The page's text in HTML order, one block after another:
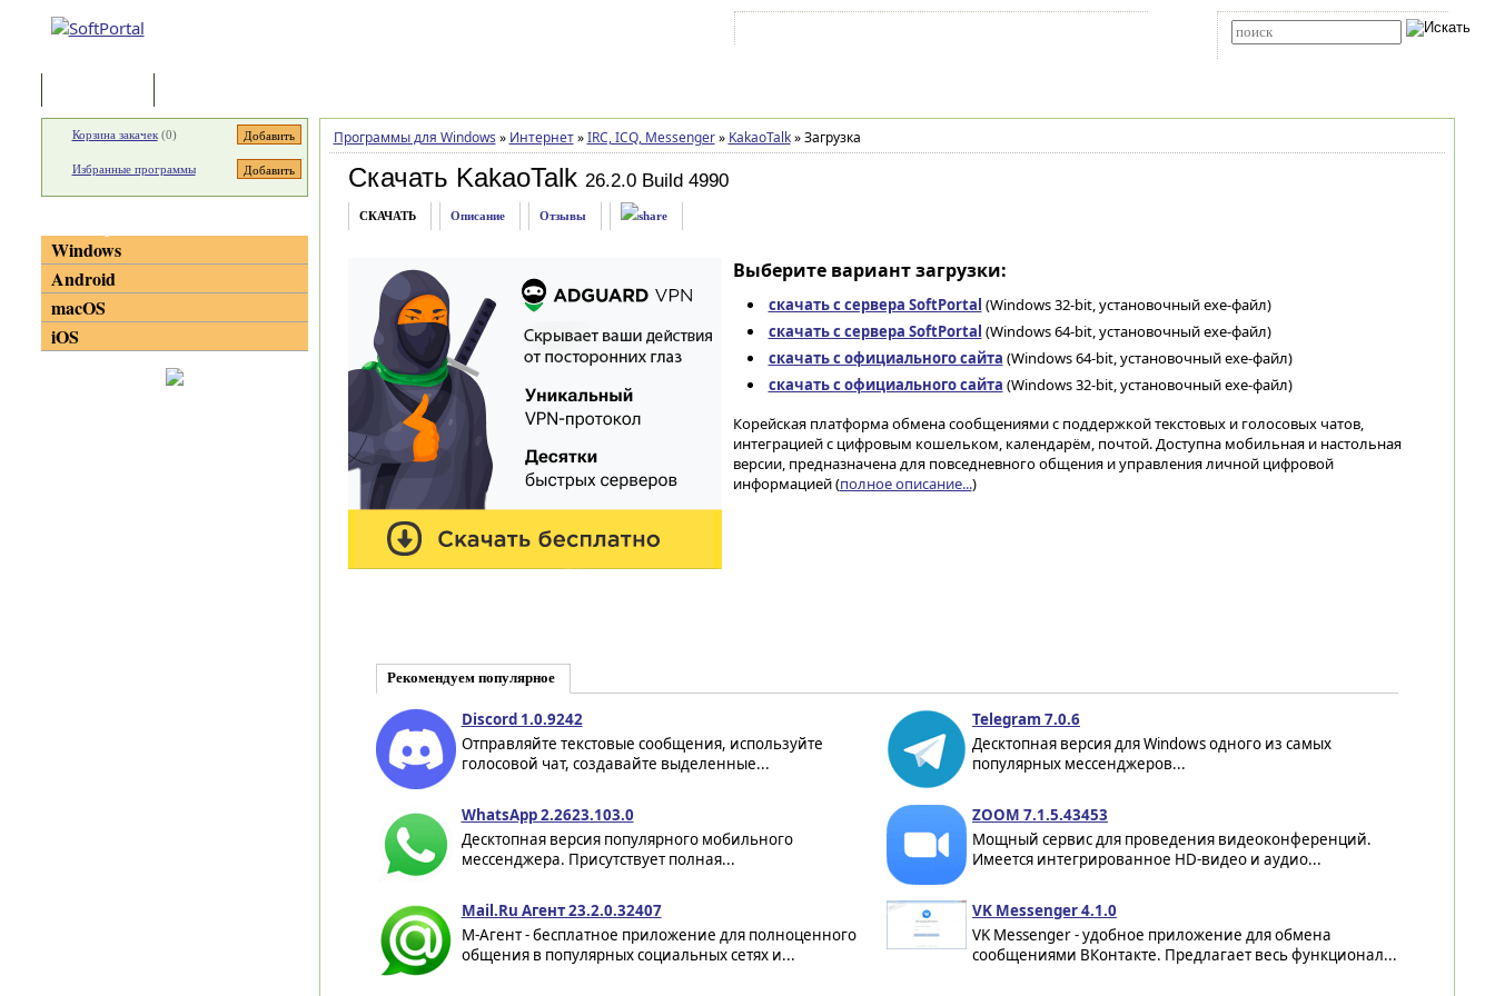
Программы для Windows » Интернет » IRC, ICQ, Messenger » KakaoTalk »Загрузка
Скачать KakaoTalk 26.2.0 Build 4990
СКАЧАТЬ Описание Отзывы
Выберите вариант загрузки:
скачать с сервера SoftPortal (Windows 32-bit, установочный exe-файл)
скачать с сервера SoftPortal (Windows 64-bit, установочный exe-файл)
скачать с официального сайта (Windows 64-bit, установочный exe-файл)
скачать с официального сайта (Windows 32-bit, установочный exe-файл)
Корейская платформа обмена сообщениями с поддержкой текстовых и голосовых чатов,
интеграцией с цифровым кошельком, календарём, почтой. Доступна мобильная и настольная
версии, предназначена для повседневного общения и управления личной цифровой
информацией (полное описание...)
Рекомендуем популярное
Discord 1.0.9242
Отправляйте текстовые сообщения, используйте
голосовой чат, создавайте выделенные...
Telegram 7.0.6
Десктопная версия для Windows одного из самых
популярных мессенджеров...
WhatsApp 2.2623.103.0
Десктопная версия популярного мобильного
мессенджера. Присутствует полная...
ZOOM 7.1.5.43453
Мощный сервис для проведения видеоконференций.
Имеется интегрированное HD-видео и аудио...
Mail.Ru Агент 23.2.0.32407
M-Агент - бесплатное приложение для полноценного
общения в популярных социальных сетях и...
VK Messenger 4.1.0
VK Messenger - удобное приложение для обмена
сообщениями ВКонтакте. Предлагает весь функционал...
Корзина закачек(0)
Избранные программы
Windows
Android
macOS
iOS